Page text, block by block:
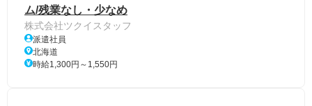
ム/残業なし・少なめ
株式会社ツクイスタッフ
派遣社員
北海道
時給1,300円～1,550円